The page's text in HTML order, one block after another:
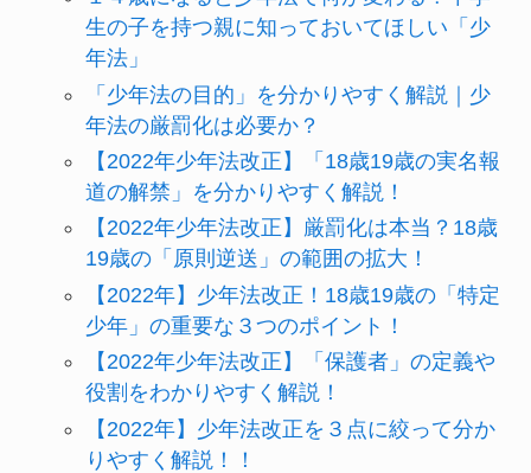
生の子を持つ親に知っておいてほしい「少
年法」
「少年法の目的」を分かりやすく解説｜少
年法の厳罰化は必要か？
【2022年少年法改正】「18歳19歳の実名報
道の解禁」を分かりやすく解説！
【2022年少年法改正】厳罰化は本当？18歳
19歳の「原則逆送」の範囲の拡大！
【2022年】少年法改正！18歳19歳の「特定
少年」の重要な３つのポイント！
【2022年少年法改正】「保護者」の定義や
役割をわかりやすく解説！
【2022年】少年法改正を３点に絞って分か
りやすく解説！！